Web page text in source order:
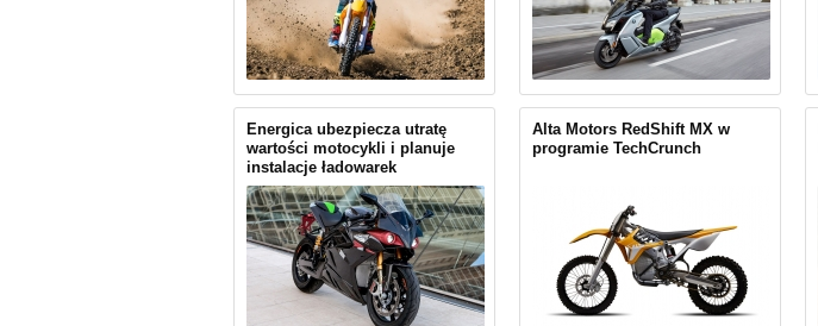
Energica ubezpiecza utratę
wartości motocykli i planuje
instalacje ładowarek
Alta Motors RedShift MX w
programie TechCrunch